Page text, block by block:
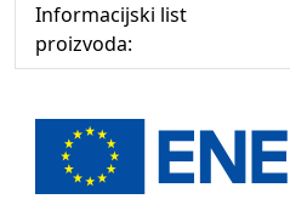
Informacijski list
proizvoda: